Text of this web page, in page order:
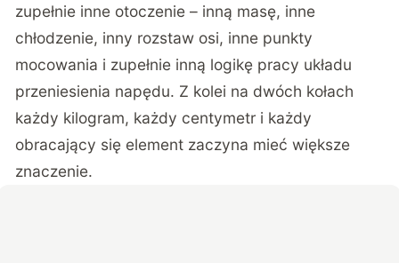
zupełnie inne otoczenie – inną masę, inne
chłodzenie, inny rozstaw osi, inne punkty
mocowania i zupełnie inną logikę pracy układu
przeniesienia napędu. Z kolei na dwóch kołach
każdy kilogram, każdy centymetr i każdy
obracający się element zaczyna mieć większe
znaczenie.